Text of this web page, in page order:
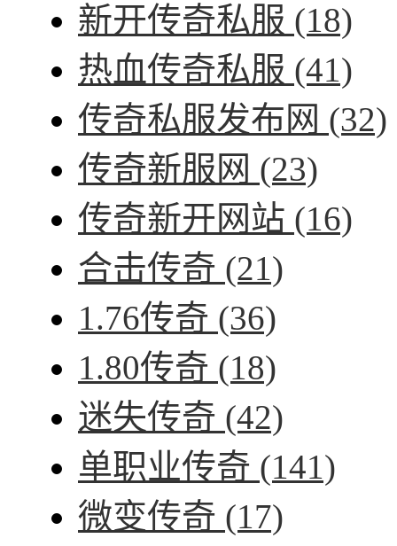
新开传奇私服 (18)
热血传奇私服 (41)
传奇私服发布网 (32)
传奇新服网 (23)
传奇新开网站 (16)
合击传奇 (21)
1.76传奇 (36)
1.80传奇 (18)
迷失传奇 (42)
单职业传奇 (141)
微变传奇 (17)